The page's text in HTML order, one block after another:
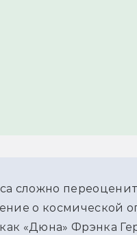
сложно
о космической
«Дюна» Фрэнка